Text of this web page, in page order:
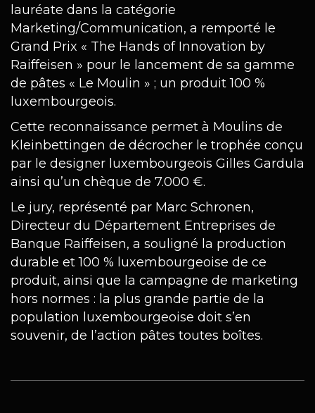
lauréate dans la catégorie
Marketing/Communication, a remporté le
Grand Prix « The Hands of Innovation by
Raiffeisen » pour le lancement de sa gamme
de pâtes « Le Moulin » ; un produit 100 %
luxembourgeois.
Cette reconnaissance permet à Moulins de
Kleinbettingen de décrocher le trophée conçu
par le designer luxembourgeois Gilles Gardula
ainsi qu’un chèque de 7.000 €.
Le jury, représenté par Marc Schronen,
Directeur du Département Entreprises de
Banque Raiffeisen, a souligné la production
durable et 100 % luxembourgeoise de ce
produit, ainsi que la campagne de marketing
hors normes : la plus grande partie de la
population luxembourgeoise doit s’en
souvenir, de l’action pâtes toutes boîtes.